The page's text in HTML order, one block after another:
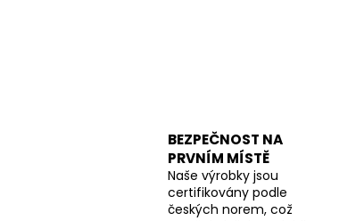
BEZPEČNOST NA
PRVNÍM MÍSTĚ
Naše výrobky jsou
certifikovány podle
českých norem, což